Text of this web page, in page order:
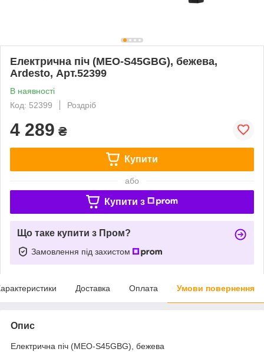
Електрична піч (MEO-S45GBG), бежева,
Ardesto, Арт.52399
В наявності
Код: 52399
Роздріб
4 289 ₴
Купити
або
Купити з
Що таке купити з Пром?
Замовлення під захистом
Доставка Оплата Умови повернення
Опис
Електрична піч (MEO-S45GBG), бежева